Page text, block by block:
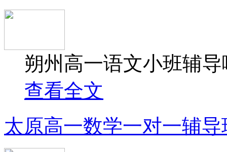
朔州高一语文小班辅
查看全文
太原高一数学一对一辅导